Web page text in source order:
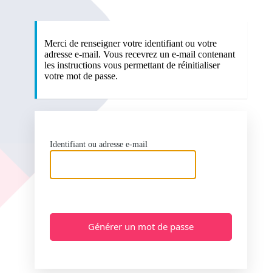
Merci de renseigner votre identifiant ou votre
adresse e-mail. Vous recevrez un e-mail contenant
les instructions vous permettant de réinitialiser
votre mot de passe.
Identifiant ou adresse e-mail